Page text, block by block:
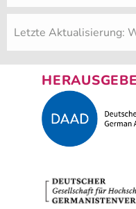
Letzte Aktualisierung: